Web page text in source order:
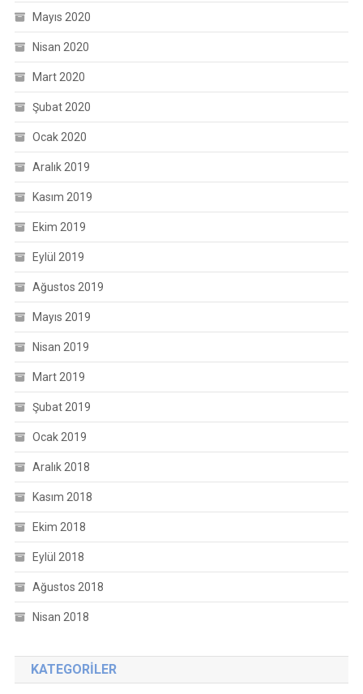
Mayıs 2020
Nisan 2020
Mart 2020
Şubat 2020
Ocak 2020
Aralık 2019
Kasım 2019
Ekim 2019
Eylül 2019
Ağustos 2019
Mayıs 2019
Nisan 2019
Mart 2019
Şubat 2019
Ocak 2019
Aralık 2018
Kasım 2018
Ekim 2018
Eylül 2018
Ağustos 2018
Nisan 2018
KATEGORILER